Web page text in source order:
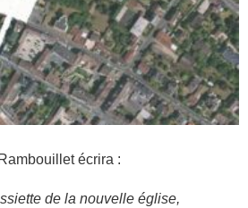
écrira :
de la nouvelle église,